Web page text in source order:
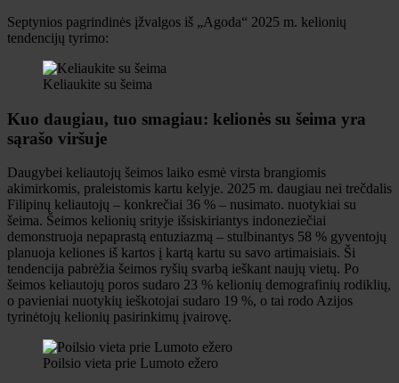
Septynios pagrindinės įžvalgos iš „Agoda“ 2025 m. kelionių
tendencijų tyrimo:
Keliaukite su šeima
Kuo daugiau, tuo smagiau: kelionės su šeima yra
sąrašo viršuje
Daugybei keliautojų šeimos laiko esmė virsta brangiomis
akimirkomis, praleistomis kartu kelyje. 2025 m. daugiau nei trečdalis
Filipinų keliautojų – konkrečiai 36 % – nusimato. nuotykiai su
šeima. Šeimos kelionių srityje išsiskiriantys indoneziečiai
demonstruoja nepaprastą entuziazmą – stulbinantys 58 % gyventojų
planuoja keliones iš kartos į kartą kartu su savo artimaisiais. Ši
tendencija pabrėžia šeimos ryšių svarbą ieškant naujų vietų. Po
šeimos keliautojų poros sudaro 23 % kelionių demografinių rodiklių,
o pavieniai nuotykių ieškotojai sudaro 19 %, o tai rodo Azijos
tyrinėtojų kelionių pasirinkimų įvairovę.
Poilsio vieta prie Lumoto ežero